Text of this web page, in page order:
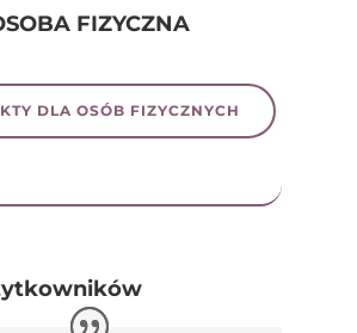
FIZYCZNA
DLA OSÓB FIZYCZNYCH